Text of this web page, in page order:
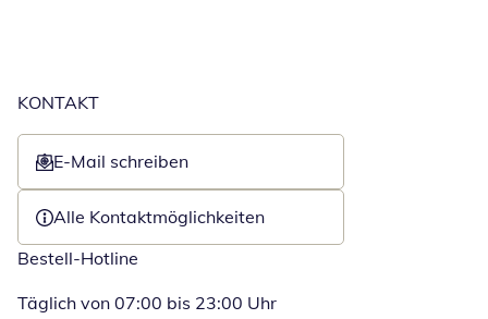
KONTAKT
E-Mail schreiben
Öffnet E-Mail-Client
Alle Kontaktmöglichkeiten
Bestell-Hotline
Täglich von 07:00 bis 23:00 Uhr